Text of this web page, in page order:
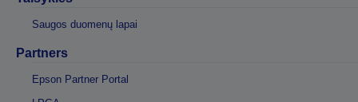
Saugos duomenų lapai
Partners
Epson Partner Portal